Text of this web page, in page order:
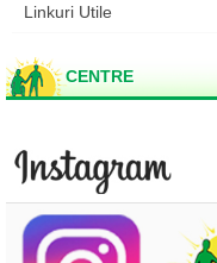
Linkuri Utile
CENTRE